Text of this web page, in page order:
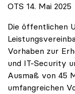
OTS 14. Mai 2025
Die öffentlichen
Vorhaben zur
und IT-Security
Ausmaß von 45
umfangreichen